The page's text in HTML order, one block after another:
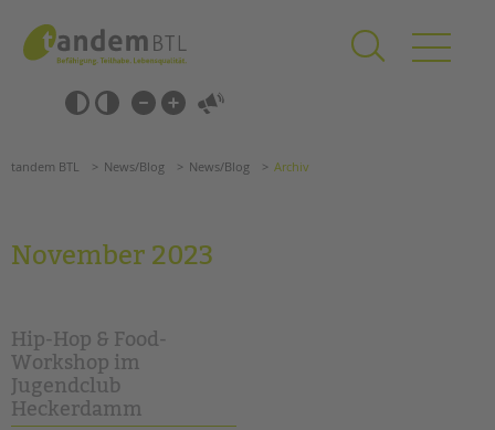
springen
Barrierefrei-
Einstellungen
überspringen
überspringen
Förderzentren
Kollegs
EFöB
Schulbezogene Sozialarbeit
tandem BTL News/Blog News/Blog Archiv
November 2023
Hip-Hop & Food-
Workshop im
Jugendclub
Heckerdamm